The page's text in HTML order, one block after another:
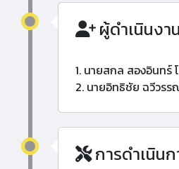
ผู้ดำเนินงาน
1. นายสกล สองอินทร์
2. นายอิทธิชัย ฉวีวรร
การดำเนินก